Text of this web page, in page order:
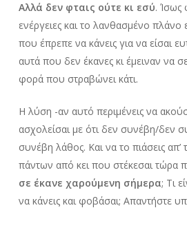
Αλλά δεν φταις ούτε κι εσύ. Ίσως
ενέργειες και το λανθασμένο πλάνο
που έπρεπε να κάνεις για να είσαι
αυτά που δεν έκανες κι έμειναν να
φορά που στραβώνει κάτι.
Η λύση -αν αυτό περιμένεις να
ασχολείσαι με ότι δεν συνέβη/δεν
συνέβη λάθος. Και να το πιάσεις απ’
πάντων από κει που στέκεσαι τώρα
σε έκανε χαρούμενη σήμερα; Τι
να κάνεις και φοβάσαι; Απαντήστε